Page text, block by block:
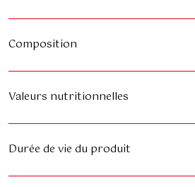
Composition
Valeurs nutritionnelles
Durée de vie du produit